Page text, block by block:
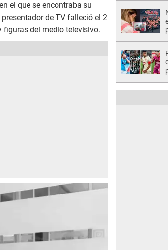
el que se encontraba su
de TV falleció el 2
figuras del medio televisivo.